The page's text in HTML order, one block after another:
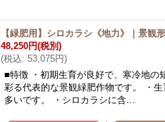
【緑肥用】シロカラシ《地力》｜景観
48,250円(税別)
(税込: 53,075円)
■特徴 ・初期生育が良好で、寒冷地の
彩る代表的な景観緑肥作物です。 ・
多いです。 ・シロカラシに含…